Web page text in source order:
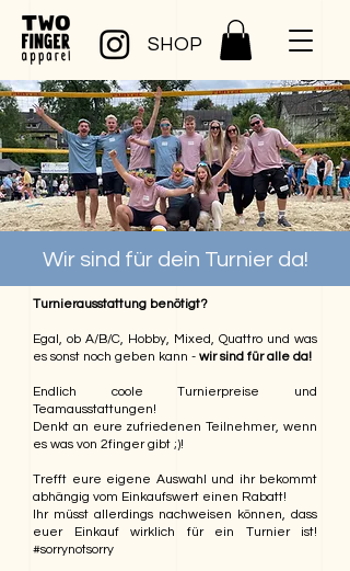
SHOP
Wir sind für dein Turnier da!
Turnierausstattung benötigt?
Egal, ob A/B/C, Hobby, Mixed, Quattro und was
es sonst noch geben kann - wir sind für alle da!
Endlich coole Turnierpreise und
Teamausstattungen!
Denkt an eure zufriedenen Teilnehmer, wenn
es was von 2finger gibt ;)!
Trefft eure eigene Auswahl und ihr bekommt
abhängig vom Einkaufswert einen Rabatt!
Ihr müsst allerdings nachweisen können, dass
euer Einkauf wirklich für ein Turnier ist!
#sorrynotsorry